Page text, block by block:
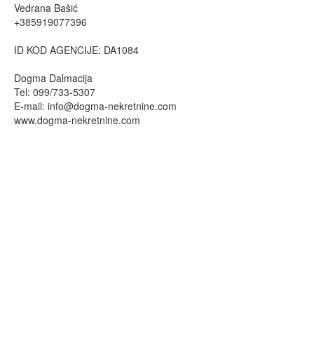
Vedrana Bašić
+385919077396
ID KOD AGENCIJE: DA1084
Dogma Dalmacija
Tel: 099/733-5307
E-mail: info@dogma-nekretnine.com
www.dogma-nekretnine.com